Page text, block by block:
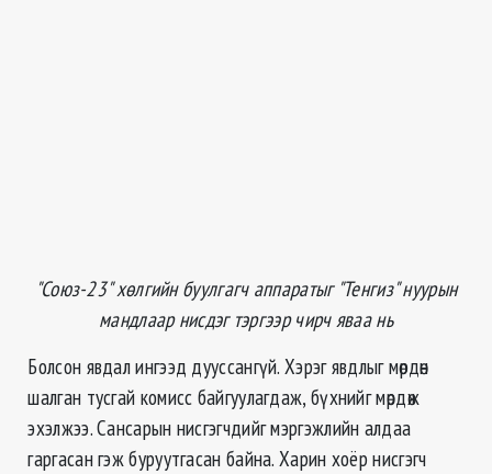
"Союз-23" хөлгийн буулгагч аппаратыг "Тенгиз" нуурын
мандлаар нисдэг тэргээр чирч яваа нь
Болсон явдал ингээд дууссангүй. Хэрэг явдлыг мөрдөн
шалган тусгай комисс байгуулагдаж, бүхнийг мөрдөж
эхэлжээ. Сансарын нисгэгчдийг мэргэжлийн алдаа
гаргасан гэж буруутгасан байна. Харин хоёр нисгэгч